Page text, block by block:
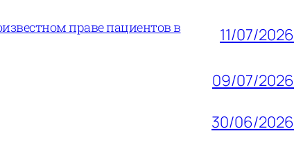
праве пациентов в
11/07/2026
09/07/2026
30/06/2026